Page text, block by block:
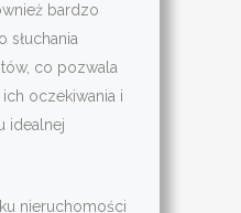
bardzo
co pozwala
oczekiwania i
idealnej
nieruchomości